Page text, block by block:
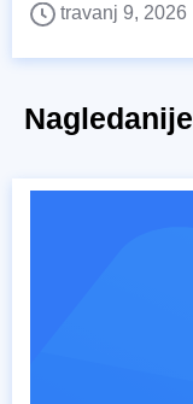
travanj 9, 2026
Nagledanije